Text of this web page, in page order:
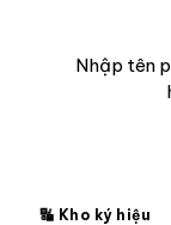
Nhập tên
🔣 Kho ký hiệu